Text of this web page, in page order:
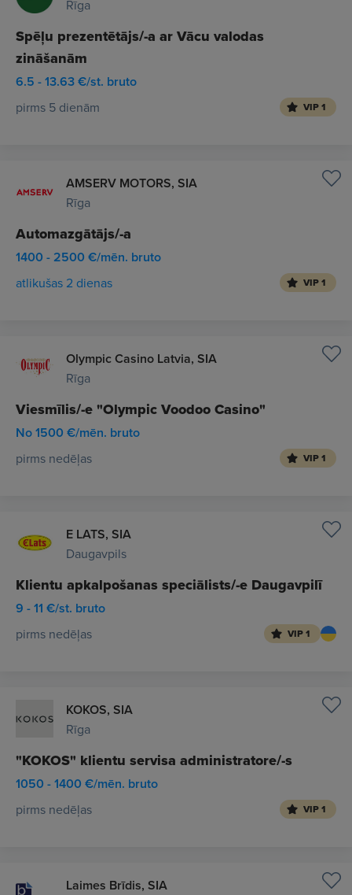
Rīga
Spēļu prezentētājs/-a ar Vācu valodas
zināšanām
6.5 - 13.63 €/st. bruto
pirms 5 dienām VIP 1
AMSERV MOTORS, SIA
Rīga
Automazgātājs/-a
1400 - 2500 €/mēn. bruto
atlikušas 2 dienas VIP 1
Olympic Casino Latvia, SIA
Rīga
Viesmīlis/-e "Olympic Voodoo Casino"
No 1500 €/mēn. bruto
pirms nedēļas VIP 1
E LATS, SIA
Daugavpils
Klientu apkalpošanas speciālists/-e Daugavpilī
9 - 11 €/st. bruto
pirms nedēļas VIP 1
KOKOS, SIA
Rīga
"KOKOS" klientu servisa administratore/-s
1050 - 1400 €/mēn. bruto
pirms nedēļas VIP 1
Laimes Brīdis, SIA